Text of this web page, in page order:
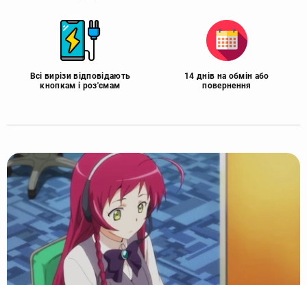
Всі вирізи відповідають
кнопкам і роз'ємам
14 днів на обмін або
повернення